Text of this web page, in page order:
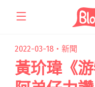
2022-03-18・ 新聞
黃玠瑋《